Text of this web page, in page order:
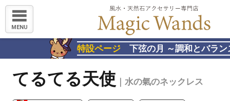
MENU
特設ページ 下弦の月 ～調和とバラン
てるてる天使 ｜水の氣のネックレス